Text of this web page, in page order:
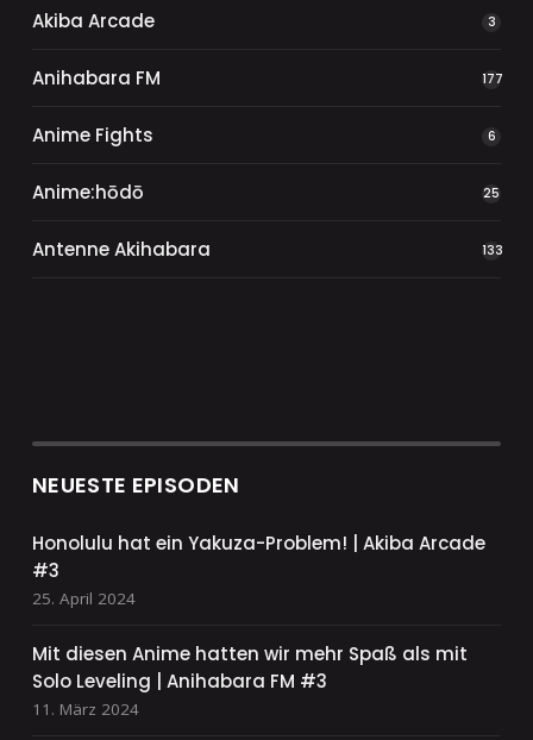
Akiba Arcade 3
Anihabara FM 177
Anime Fights 6
Anime:hōdō 25
Antenne Akihabara 133
NEUESTE EPISODEN
Honolulu hat ein Yakuza-Problem! | Akiba Arcade
#3
25. April 2024
Mit diesen Anime hatten wir mehr Spaß als mit
Solo Leveling | Anihabara FM #3
11. März 2024